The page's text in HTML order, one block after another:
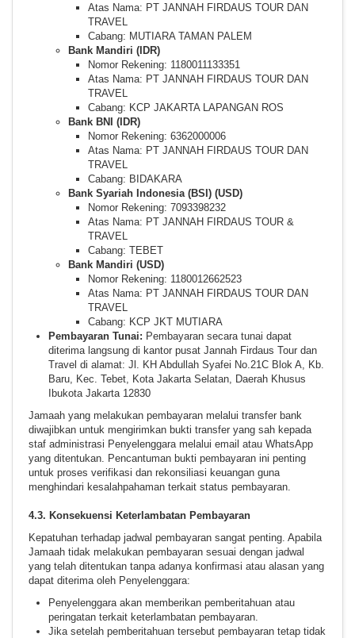
Atas Nama: PT JANNAH FIRDAUS TOUR DAN
TRAVEL
Cabang: MUTIARA TAMAN PALEM
Bank Mandiri (IDR)
Nomor Rekening: 1180011133351
Atas Nama: PT JANNAH FIRDAUS TOUR DAN
TRAVEL
Cabang: KCP JAKARTA LAPANGAN ROS
Bank BNI (IDR)
Nomor Rekening: 6362000006
Atas Nama: PT JANNAH FIRDAUS TOUR DAN
TRAVEL
Cabang: BIDAKARA
Bank Syariah Indonesia (BSI) (USD)
Nomor Rekening: 7093398232
Atas Nama: PT JANNAH FIRDAUS TOUR &
TRAVEL
Cabang: TEBET
Bank Mandiri (USD)
Nomor Rekening: 1180012662523
Atas Nama: PT JANNAH FIRDAUS TOUR DAN
TRAVEL
Cabang: KCP JKT MUTIARA
Pembayaran Tunai: Pembayaran secara tunai dapat
diterima langsung di kantor pusat Jannah Firdaus Tour dan
Travel di alamat: Jl. KH Abdullah Syafei No.21C Blok A, Kb.
Baru, Kec. Tebet, Kota Jakarta Selatan, Daerah Khusus
Ibukota Jakarta 12830
Jamaah yang melakukan pembayaran melalui transfer bank
diwajibkan untuk mengirimkan bukti transfer yang sah kepada
staf administrasi Penyelenggara melalui email atau WhatsApp
yang ditentukan. Pencantuman bukti pembayaran ini penting
untuk proses verifikasi dan rekonsiliasi keuangan guna
menghindari kesalahpahaman terkait status pembayaran.
4.3. Konsekuensi Keterlambatan Pembayaran
Kepatuhan terhadap jadwal pembayaran sangat penting. Apabila
Jamaah tidak melakukan pembayaran sesuai dengan jadwal
yang telah ditentukan tanpa adanya konfirmasi atau alasan yang
dapat diterima oleh Penyelenggara:
Penyelenggara akan memberikan pemberitahuan atau
peringatan terkait keterlambatan pembayaran.
Jika setelah pemberitahuan tersebut pembayaran tetap tidak